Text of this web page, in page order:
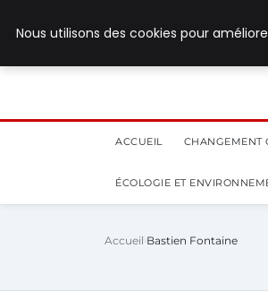
ACCUEIL CHANGEMENT
ÉCOLOGIE ET
Accueil Bastien Fontaine
Nous utilisons des cookies pour